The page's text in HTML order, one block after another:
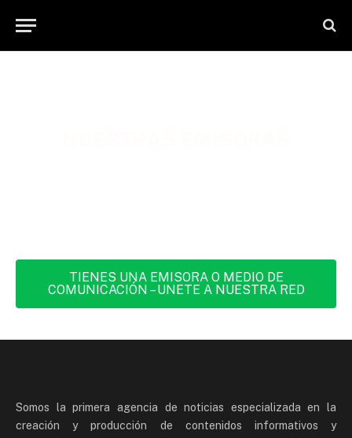
TIENES UNA EMISORA O MEDIO DE
COMUNICACIÓN – UNETE A NUESTRA RED
Somos la primera agencia de noticias especializada en la
creación y producción de contenidos informativos y